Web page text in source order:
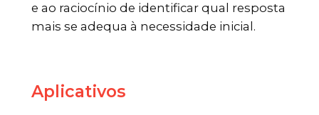
e ao raciocínio de identificar qual resposta
mais se adequa à necessidade inicial.
Aplicativos